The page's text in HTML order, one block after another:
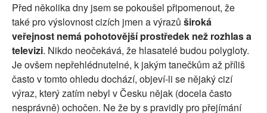
Před několika dny jsem se pokoušel připomenout, že
také pro výslovnost cizích jmen a výrazů široká
veřejnost nemá pohotovější prostředek než rozhlas a
televizi. Nikdo neočekává, že hlasatelé budou polygloty.
Je ovšem nepřehlédnutelné, k jakým tanečkům až příliš
často v tomto ohledu dochází, objeví-li se nějaký cizí
výraz, který zatím nebyl v Česku nějak (docela často
nesprávně) ochočen. Ne že by s pravidly pro přejímání